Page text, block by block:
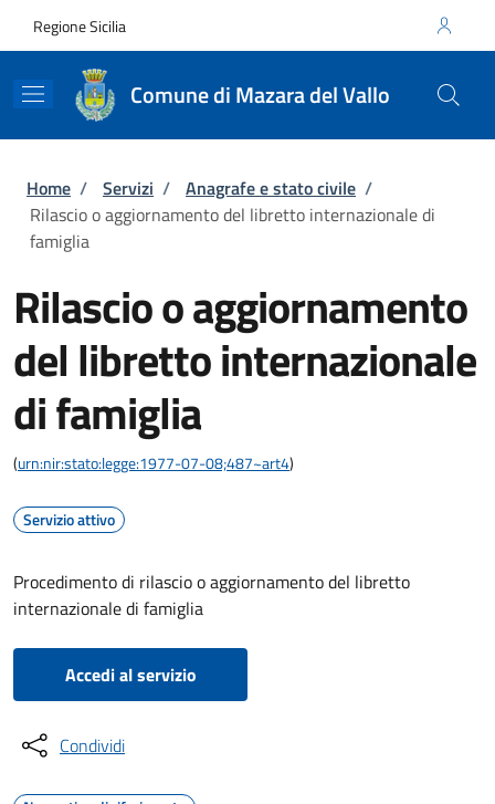
Regione Sicilia
Comune di Mazara del Vallo
Briciole di pane
Home / Servizi / Anagrafe e stato civile /
Rilascio o aggiornamento del libretto internazionale di
famiglia
Rilascio o aggiornamento
del libretto internazionale
di famiglia
(urn:nir:stato:legge:1977-07-08;487~art4)
Servizio attivo
Procedimento di rilascio o aggiornamento del libretto
internazionale di famiglia
Accedi al servizio
Condividi